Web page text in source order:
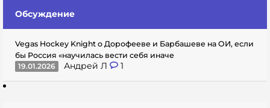
Обсуждение
Vegas Hockey Knight о Дорофееве и Барбашеве на ОИ, если
бы Россия «научилась вести себя иначе
19.01.2026
Андрей Л 1